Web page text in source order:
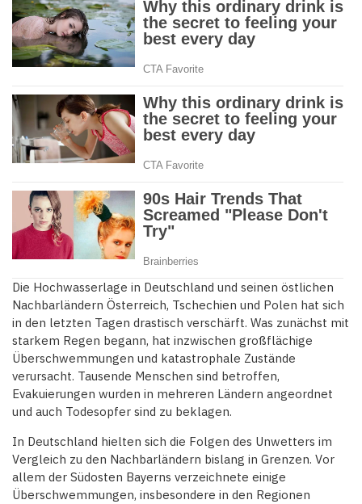
Die Hochwasserlage in Deutschland und seinen östlichen
Nachbarländern Österreich, Tschechien und Polen hat sich
in den letzten Tagen drastisch verschärft. Was zunächst mit
starkem Regen begann, hat inzwischen großflächige
Überschwemmungen und katastrophale Zustände
verursacht. Tausende Menschen sind betroffen,
Evakuierungen wurden in mehreren Ländern angeordnet
und auch Todesopfer sind zu beklagen.
In Deutschland hielten sich die Folgen des Unwetters im
Vergleich zu den Nachbarländern bislang in Grenzen. Vor
allem der Südosten Bayerns verzeichnete einige
Überschwemmungen, insbesondere in den Regionen